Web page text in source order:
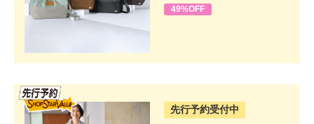
49%OFF
先行予約受付中